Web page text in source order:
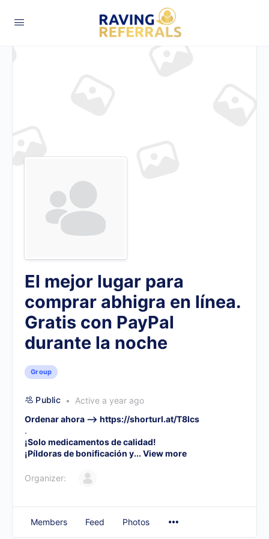
El mejor lugar para
comprar abhigra en línea.
Gratis con PayPal
durante la noche
Group
Public
Active a year ago
Ordenar ahora –> https://shorturl.at/T8lcs
.
¡Solo medicamentos de calidad!
¡Píldoras de bonificación y... View more
Organizer:
Members Feed Photos